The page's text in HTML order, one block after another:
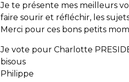
Je te présente mes meilleurs
faire sourir et réfléchir, les
Merci pour ces bons petits
Je vote pour Charlotte
bisous
Philippe